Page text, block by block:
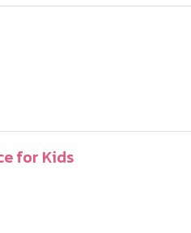
for Kids